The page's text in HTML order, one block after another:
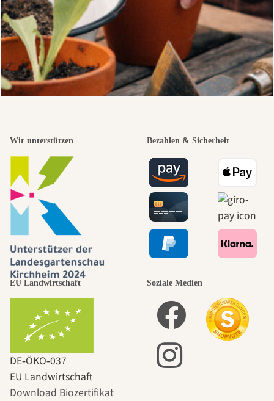
Wir unterstützen Bezahlen & Sicherheit
EU Landwirtschaft
DE‑ÖKO‑037
EU Landwirtschaft
Download Biozertifikat
Soziale Medien